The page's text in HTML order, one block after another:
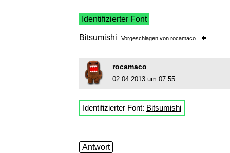
Identifizierter Font
Bitsumishi Vorgeschlagen von rocamaco
rocamaco
02.04.2013 um 07:55
Identifizierter Font: Bitsumishi
Antwort